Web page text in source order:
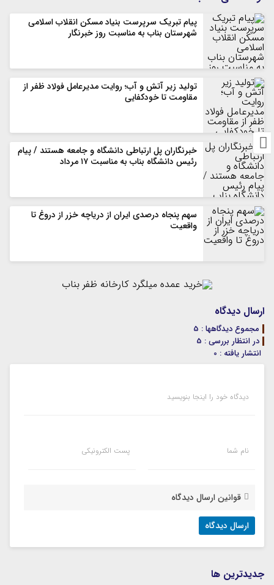
پیام تبریک سرپرست بنیاد مسکن انقلاب اسلامی
شهرستان بناب به مناسبت روز خبرنگار
تولید زیر آتش و آب؛ روایت مدیرعامل فولاد ظفر از
مقاومت تا خودکفایی
خبرنگاران پل ارتباطی دانشگاه و جامعه هستند / پیام
رئیس دانشگاه بناب به مناسبت ۱۷ مرداد
سهم پنجاه درصدی ایران از دریاچه خزر از دروغ تا
واقعیت
ارسال دیدگاه
مجموع دیدگاهها : 5
در انتظار بررسی : 5
انتشار یافته : 0
دیدگاه خود را اینجا بنویسید
نام شما پست الکترونیکی
قوانین ارسال دیدگاه
جديدترين ها